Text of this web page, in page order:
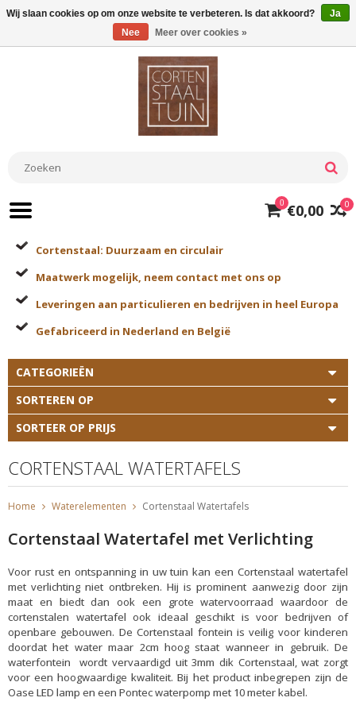
0
0 €0,00
Cortenstaal: Duurzaam en circulair
Maatwerk mogelijk, neem contact met ons op
Leveringen aan particulieren en bedrijven in heel Europa
Gefabriceerd in Nederland en België
CATEGORIEËN
SORTEREN OP
SORTEER OP PRIJS
CORTENSTAAL WATERTAFELS
Home Waterelementen Cortenstaal Watertafels
Cortenstaal Watertafel met Verlichting
Voor rust en ontspanning in uw tuin kan een Cortenstaal watertafel
met verlichting niet ontbreken. Hij is prominent aanwezig door zijn
maat en biedt dan ook een grote watervoorraad waardoor de
cortenstalen watertafel ook ideaal geschikt is voor bedrijven of
openbare gebouwen. De Cortenstaal fontein is veilig voor kinderen
doordat het water maar 2cm hoog staat wanneer in gebruik. De
waterfontein wordt vervaardigd uit 3mm dik Cortenstaal, wat zorgt
voor een hoogwaardige kwaliteit. Bij het product inbegrepen zijn de
Oase LED lamp en een Pontec waterpomp met 10 meter kabel.
Wij slaan cookies op om onze website te verbeteren. Is dat akkoord?
Ja
Nee
Meer over cookies »